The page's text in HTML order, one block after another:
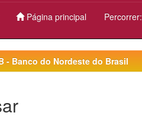
Página principal Percorrer:
- Banco do Nordeste do Brasil